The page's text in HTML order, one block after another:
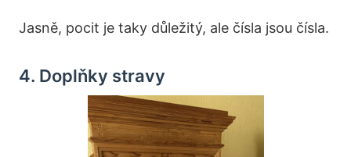
Jasně, pocit je taky důležitý, ale čísla jsou čísla.
4. Doplňky stravy